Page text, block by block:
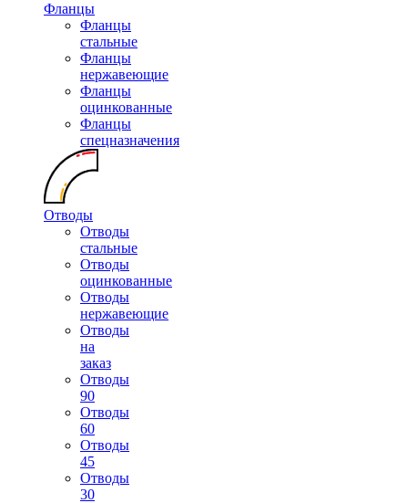
Фланцы
Фланцы
стальные
Фланцы
нержавеющие
Фланцы
оцинкованные
Фланцы
спецназначения
Отводы
Отводы
стальные
Отводы
оцинкованные
Отводы
нержавеющие
Отводы
на
заказ
Отводы
90
Отводы
60
Отводы
45
Отводы
30